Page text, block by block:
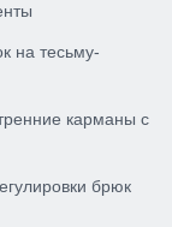
на тесьму-
карманы с
брюк